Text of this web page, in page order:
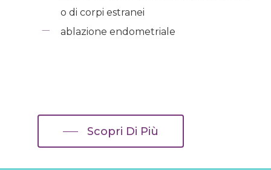
o di corpi estranei
ablazione endometriale
Scopri Di Più